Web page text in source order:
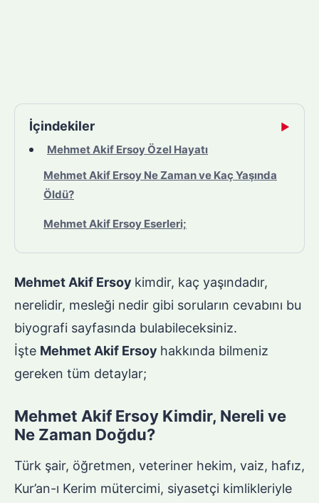
İçindekiler ▶
Mehmet Akif Ersoy Özel Hayatı
Mehmet Akif Ersoy Ne Zaman ve Kaç Yaşında
Öldü?
Mehmet Akif Ersoy Eserleri;
Mehmet Akif Ersoy kimdir, kaç yaşındadır,
nerelidir, mesleği nedir gibi soruların cevabını bu
biyografi sayfasında bulabileceksiniz.
İşte Mehmet Akif Ersoy hakkında bilmeniz
gereken tüm detaylar;
Mehmet Akif Ersoy Kimdir, Nereli ve
Ne Zaman Doğdu?
Türk şair, öğretmen, veteriner hekim, vaiz, hafız,
Kur’an-ı Kerim mütercimi, siyasetçi kimlikleriyle